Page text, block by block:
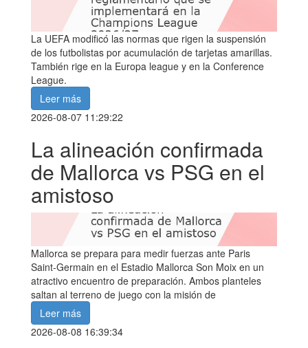
La UEFA modificó las normas que rigen la suspensión
de los futbolistas por acumulación de tarjetas amarillas.
También rige en la Europa league y en la Conference
League.
Leer más
2026-08-07 11:29:22
La alineación confirmada
de Mallorca vs PSG en el
amistoso
Mallorca se prepara para medir fuerzas ante Paris
Saint-Germain en el Estadio Mallorca Son Moix en un
atractivo encuentro de preparación. Ambos planteles
saltan al terreno de juego con la misión de
Leer más
2026-08-08 16:39:34